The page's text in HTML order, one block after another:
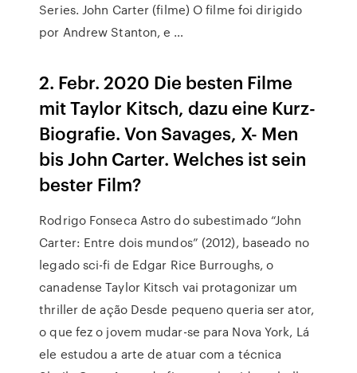
Series. John Carter (filme) O filme foi dirigido
por Andrew Stanton, e …
2. Febr. 2020 Die besten Filme
mit Taylor Kitsch, dazu eine Kurz-
Biografie. Von Savages, X- Men
bis John Carter. Welches ist sein
bester Film?
Rodrigo Fonseca Astro do subestimado “John
Carter: Entre dois mundos” (2012), baseado no
legado sci-fi de Edgar Rice Burroughs, o
canadense Taylor Kitsch vai protagonizar um
thriller de ação Desde pequeno queria ser ator,
o que fez o jovem mudar-se para Nova York, Lá
ele estudou a arte de atuar com a técnica